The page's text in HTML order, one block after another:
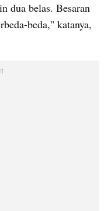
dua belas. Besaran
beda," katanya,